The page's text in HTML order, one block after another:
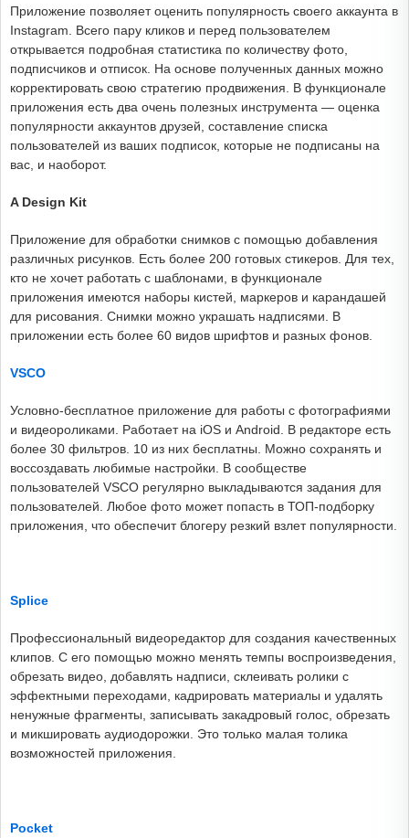
Приложение позволяет оценить популярность своего аккаунта в
Instagram. Всего пару кликов и перед пользователем
открывается подробная статистика по количеству фото,
подписчиков и отписок. На основе полученных данных можно
корректировать свою стратегию продвижения. В функционале
приложения есть два очень полезных инструмента — оценка
популярности аккаунтов друзей, составление списка
пользователей из ваших подписок, которые не подписаны на
вас, и наоборот.
A Design Kit
Приложение для обработки снимков с помощью добавления
различных рисунков. Есть более 200 готовых стикеров. Для тех,
кто не хочет работать с шаблонами, в функционале
приложения имеются наборы кистей, маркеров и карандашей
для рисования. Снимки можно украшать надписями. В
приложении есть более 60 видов шрифтов и разных фонов.
VSCO
Условно-бесплатное приложение для работы с фотографиями
и видеороликами. Работает на iOS и Android. В редакторе есть
более 30 фильтров. 10 из них бесплатны. Можно сохранять и
воссоздавать любимые настройки. В сообществе
пользователей VSCO регулярно выкладываются задания для
пользователей. Любое фото может попасть в ТОП-подборку
приложения, что обеспечит блогеру резкий взлет популярности.
Splice
Профессиональный видеоредактор для создания качественных
клипов. С его помощью можно менять темпы воспроизведения,
обрезать видео, добавлять надписи, склеивать ролики с
эффектными переходами, кадрировать материалы и удалять
ненужные фрагменты, записывать закадровый голос, обрезать
и микшировать аудиодорожки. Это только малая толика
возможностей приложения.
Pocket